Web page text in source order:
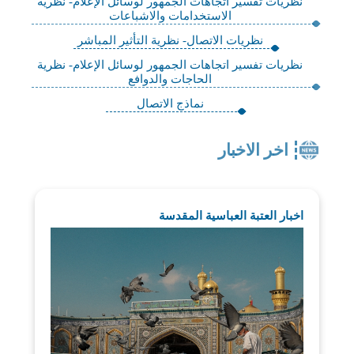
الاستخدامات والاشباعات
نظريات الاتصال- نظرية التأثير المباشر
نظريات تفسير اتجاهات الجمهور لوسائل الإعلام- نظرية
الحاجات والدوافع
نماذج الاتصال
اخر الاخبار
اخبار العتبة العباسية المقدسة